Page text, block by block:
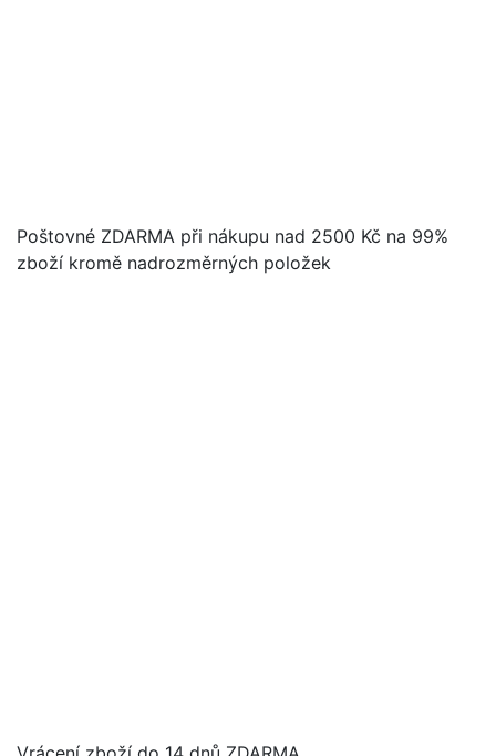
Poštovné ZDARMA při nákupu nad 2500 Kč na 99%
zboží kromě nadrozměrných položek